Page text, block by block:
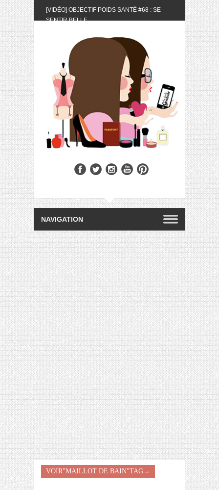
[VIDÉO] OBJECTIF POIDS SANTÉ #68 : SE
SENTIR BELLE
MOIS DE MAI 2024
[VIDÉO] UNBOXING : LES MY LITTLE &
BIOTYFULL BOX DU MOIS DE MAI 2024 FEAT.
AKILA
[VIDÉO] LA SÉLECTION DU MOIS #AVRIL2024
[VIDÉO] QUITOQUE #10 : MEAL PREP &
CONVIVIALITÉ
[VIDÉO] UNBOXING : LES MY LITTLE &
BIOTYFULL BOX DU MOIS D’AVRIL 2024
FEAT. AKILA
[VIDÉO] OBJECTIF POIDS SANTÉ #67 : L’AVIS
[VIDÉO] UNBOXING : LES MY LITTLE &
[VIDÉO] LA SÉLECTION DU MOIS
#JANVIER2024
RECETTES RISOTTO
VOIR"MAILLOT DE BAIN"TAG→
Bref, j’ai essayé un maillot de bain